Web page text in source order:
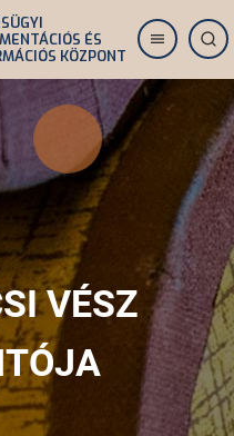
ÉS
KÖZPONT
VÉSZ